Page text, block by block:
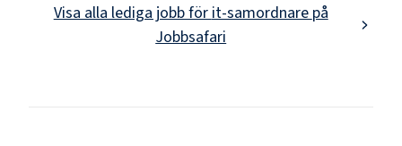
Visa alla lediga jobb för it-samordnare på
Jobbsafari